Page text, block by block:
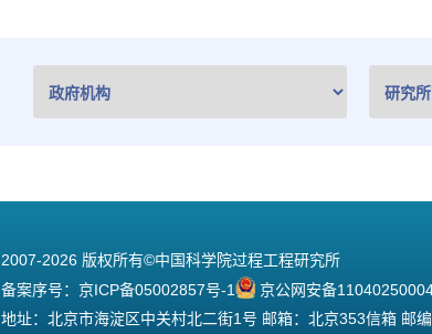
2007-2026 版权所有©中国科学院过程工程研究所
备案序号： 京ICP备05002857号-1
京公网安备
地址：北京市海淀区中关村北二街1号 邮箱：北京353信箱 邮